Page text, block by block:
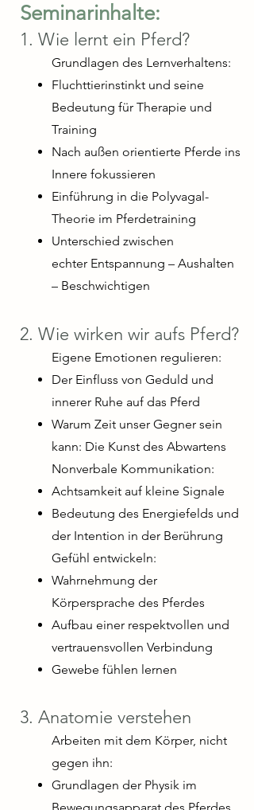
Seminarinhalte:​
1. Wie lernt ein Pferd?
Grundlagen des Lernverhaltens:
Fluchttierinstinkt und seine
Bedeutung für Therapie und
Training
Nach außen orientierte Pferde ins
Innere fokussieren
Einführung in die Polyvagal-
Theorie im Pferdetraining
Unterschied zwischen
echter Entspannung – Aushalten
– Beschwichtigen
2. Wie wirken wir aufs Pferd?
Eigene Emotionen regulieren:
Der Einfluss von Geduld und
innerer Ruhe auf das Pferd
Warum Zeit unser Gegner sein
kann: Die Kunst des Abwartens
​Nonverbale Kommunikation:
Achtsamkeit auf kleine Signale
Bedeutung des Energiefelds und
der Intention in der Berührung
Gefühl entwickeln:
Wahrnehmung der
Körpersprache des Pferdes
Aufbau einer respektvollen und
vertrauensvollen Verbindung
Gewebe fühlen lernen
3. Anatomie verstehen
Arbeiten mit dem Körper, nicht
gegen ihn:
Grundlagen der Physik im